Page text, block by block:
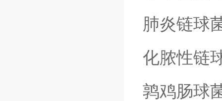
肺炎链球
化脓性链
鹑鸡肠球